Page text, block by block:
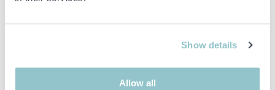
Show details
Allow all
objektet och därmed ansvarar inte PS för avvikelsen.
i objektsbeskrivningen. Objektsbeskrivningen är framtagen
efter bästa möjliga förmåga men är ej bindande i detalj.